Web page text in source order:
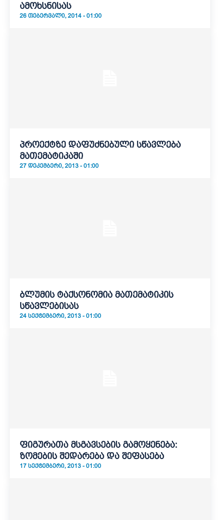
ამოხსნისას
26 ᲗᲔᲑᲔᲠᲕᲐᲚᲘ, 2014 - 01:00
პროექტზე დაფუძნებული სწავლება
მათემატიკაში
27 ᲓᲔᲙᲔᲛᲑᲔᲠᲘ, 2013 - 01:00
ბლუმის ტაქსონომია მათემატიკის
სწავლებისას
24 ᲡᲔᲥᲢᲔᲛᲑᲔᲠᲘ, 2013 - 01:00
ფიგურათა მსგავსების გამოყენება:
ზომების შედარება და შეფასება
17 ᲡᲔᲥᲢᲔᲛᲑᲔᲠᲘ, 2013 - 01:00